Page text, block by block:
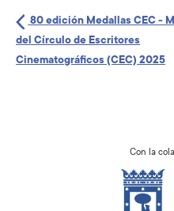
80 edición Medallas CEC -
del Círculo de Escritores
Cinematográficos (CEC) 2025
Con la